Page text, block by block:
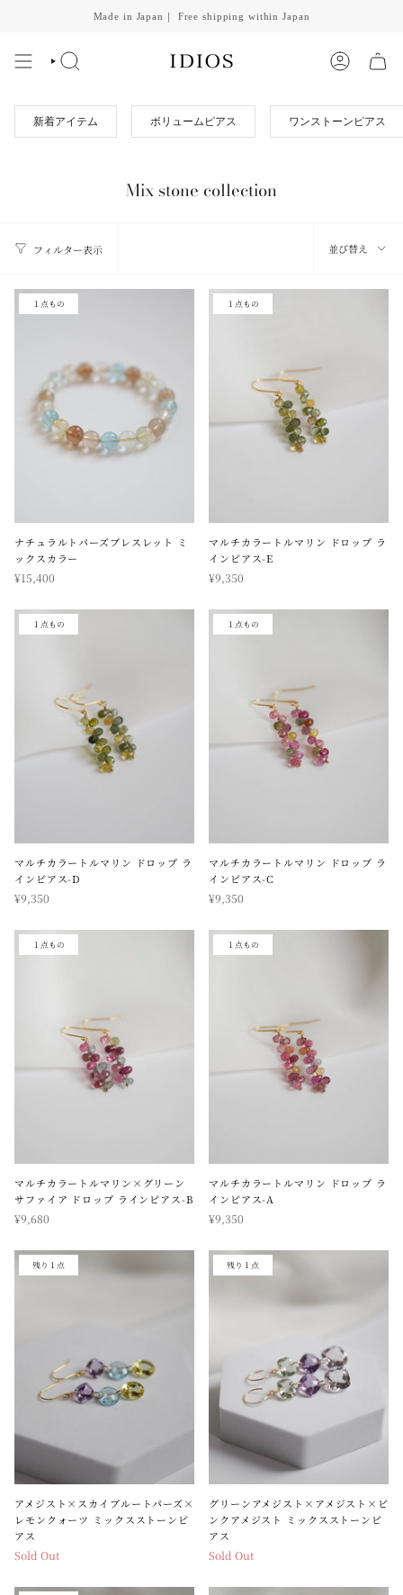
Made in Japan｜ Free shipping within Japan
SEARCH ACCOUNT
新着アイテム ボリュームピアス ワンストーンピアス
Mix stone collection
フィルター表示 並
び
替
並び替え
１点もの
ナチュラルトパーズブレスレット ミ
ックスカラー
¥15,400
１点もの
マルチカラートルマリン ドロップ ラ
インピアス-E
¥9,350
１点もの
マルチカラートルマリン ドロップ ラ
インピアス-D
¥9,350
１点もの
マルチカラートルマリン ドロップ ラ
インピアス-C
¥9,350
１点もの
マルチカラートルマリン×グリーン
サファイア ドロップ ラインピアス-B
¥9,680
１点もの
マルチカラートルマリン ドロップ ラ
インピアス-A
¥9,350
残り１点
アメジスト×スカイブルートパーズ×
レモンクォーツ ミックスストーンピ
アス
Sold Out
残り１点
グリーンアメジスト×アメジスト×ピ
ンクアメジスト ミックスストーンピ
アス
Sold Out